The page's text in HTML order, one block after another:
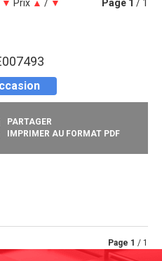
▼ Prix ▲ / ▼ Page 1 / 1
Occasion
PARTAGER
IMPRIMER AU FORMAT PDF
Page 1 / 1